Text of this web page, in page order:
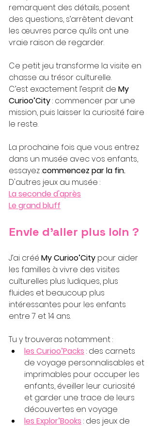
remarquent des détails, posent
des questions, s’arrêtent devant
les œuvres parce qu’ils ont une
vraie raison de regarder.
Ce petit jeu transforme la visite en
chasse au trésor culturelle.
C’est exactement l’esprit de My
Curioo’City : commencer par une
mission, puis laisser la curiosité faire
le reste.
La prochaine fois que vous entrez
dans un musée avec vos enfants,
essayez :commencez par la fin.
D'autres jeux au musée :
La seconde d'après
Le grand bluff
Envie d’aller plus loin ?
J’ai créé My Curioo’City pour aider
les familles à vivre des visites
culturelles plus ludiques, plus
fluides et beaucoup plus
intéressantes pour les enfants
entre 7 et 14 ans.
Tu y trouveras notamment :
les Curioo’Packs : des carnets
de voyage personnalisables et
imprimables pour occuper les
enfants, éveiller leur curiosité
et garder une trace de leurs
découvertes en voyage
les Explor’Books : des jeux de